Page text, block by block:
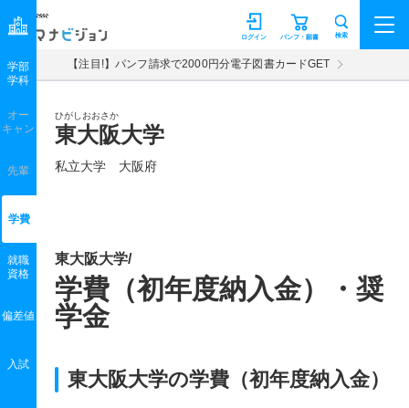
マナビジョン パンフ・願書
ログイン 検索
【注目!】パンフ請求で2000円分電子図書カードGET
ひがしおおさか
東大阪大学
私立大学 大阪府
学部
学科
オー
キャン
先輩
学費
就職
資格
偏差値
入試
東大阪大学/
学費（初年度納入金）・奨
学金
東大阪大学の学費（初年度納入金）